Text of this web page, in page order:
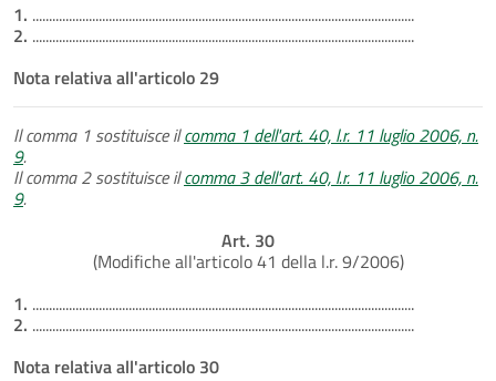
1. ...................................................................................................................
2. ...................................................................................................................
Nota relativa all'articolo 29
Il comma 1 sostituisce ilcomma 1 dell'art. 40, l.r. 11 luglio 2006, n.
9.
Il comma 2 sostituisce ilcomma 3 dell'art. 40, l.r. 11 luglio 2006, n.
9.
Art. 30
(Modifiche all'articolo 41 della l.r. 9/2006)
1. ...................................................................................................................
2. ...................................................................................................................
Nota relativa all'articolo 30